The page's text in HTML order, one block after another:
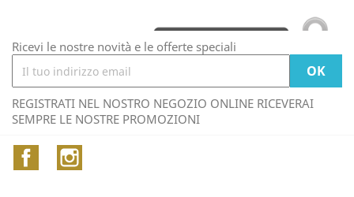
Ricevi le nostre novità e le offerte speciali
REGISTRATI NEL NOSTRO NEGOZIO ONLINE RICEVERAI
SEMPRE LE NOSTRE PROMOZIONI
Facebook